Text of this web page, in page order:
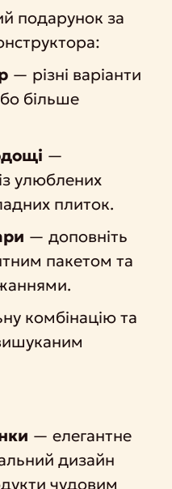
подарунок за
— різні варіанти
більше
—
улюблених
плиток.
— доповніть
пакетом та
комбінацію та
— елегантне
дизайн
чудовим